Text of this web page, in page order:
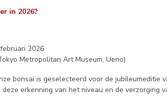
in 2026?
2026
Metropolitan Art Museum, Ueno)
bonsai is geselecteerd voor de jubileumeditie
erkenning van het niveau en de verzorging